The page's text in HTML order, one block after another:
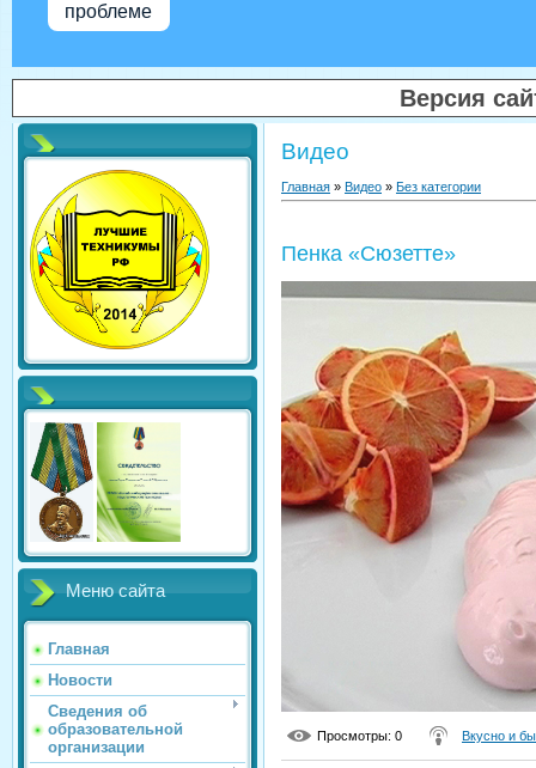
проблеме
Версия
Меню сайта
Главная
Новости
Сведения об
образовательной
организации
Видео
Главная » Видео » Без категории
Пенка «Сюзетте»
Просмотры: 0 Вкусно и